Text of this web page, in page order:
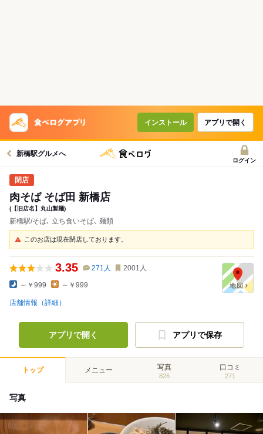
インストール アプリで開く
新橋駅グルメへ
ログイン
肉そば そば田 新橋店
(【旧店名】丸山製麺)
新橋駅/そば､ 立ち食いそば､ 麺類
このお店は現在閉店しております。
3.35 271 人 2001 人
～￥999 ～￥999
店舗情報（詳細）
アプリで開く アプリで保存
トップ メニュー 写真
826
口コミ
271
写真